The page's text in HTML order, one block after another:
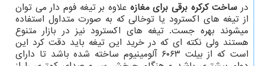
در ساخت کرکره برقی برای مغازه علاوه بر تیغه فوم دار می توان
از تیغه های اکسترود یا توخالی که به صورت متداول استفاده
میشوند بهره جست. تیغه های اکسترود نیز در بازار متنوع
هستند ولی نکته ای که در خرید این تیغه باید دقت کرد این
است که از بیلت ۶۰۶۳ آلومینیوم ساخته شده باشد تا دارای